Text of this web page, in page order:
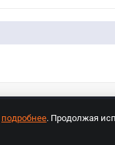
подробнее. Продолжая